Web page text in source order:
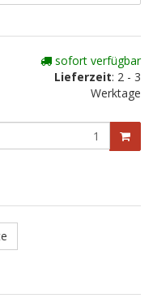
sofort verfügbar
Lieferzeit: 2 - 3
Werktage